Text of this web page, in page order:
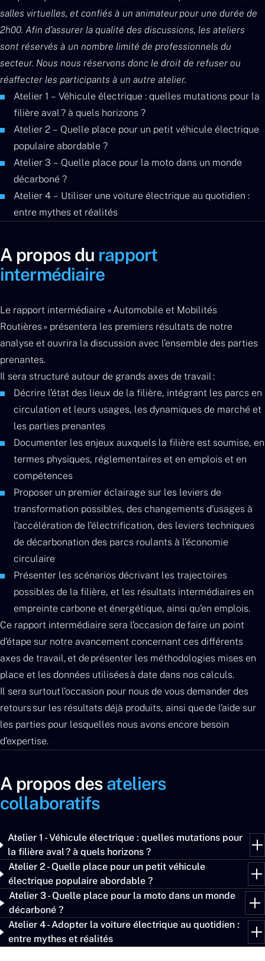
salles virtuelles, et confiés à un animateur pour une durée de
2h00. Afin d’assurer la qualité des discussions, les ateliers
sont réservés à un nombre limité de professionnels du
secteur. Nous nous réservons donc le droit de refuser ou
réaffecter les participants à un autre atelier.
Atelier 1 – Véhicule électrique : quelles mutations pour la
filière aval ? à quels horizons ?
Atelier 2 – Quelle place pour un petit véhicule électrique
populaire abordable ?
Atelier 3 – Quelle place pour la moto dans un monde
décarboné ?
Atelier 4 – Utiliser une voiture électrique au quotidien :
entre mythes et réalités
A propos du rapport
intermédiaire
Le rapport intermédiaire « Automobile et Mobilités
Routières » présentera les premiers résultats de notre
analyse et ouvrira la discussion avec l’ensemble des parties
prenantes.
Il sera structuré autour de grands axes de travail :
Décrire l’état des lieux de la filière, intégrant les parcs en
circulation et leurs usages, les dynamiques de marché et
les parties prenantes
Documenter les enjeux auxquels la filière est soumise, en
termes physiques, réglementaires et en emplois et en
compétences
Proposer un premier éclairage sur les leviers de
transformation possibles, des changements d’usages à
l’accélération de l’électrification, des leviers techniques
de décarbonation des parcs roulants à l’économie
circulaire
Présenter les scénarios décrivant les trajectoires
possibles de la filière, et les résultats intermédiaires en
empreinte carbone et énergétique, ainsi qu’en emplois.
Ce rapport intermédiaire sera l’occasion de faire un point
d’étape sur notre avancement concernant ces différents
axes de travail, et de présenter les méthodologies mises en
place et les données utilisées à date dans nos calculs.
Il sera surtout l’occasion pour nous de vous demander des
retours sur les résultats déjà produits, ainsi que de l’aide sur
les parties pour lesquelles nous avons encore besoin
d’expertise.
A propos desateliers
collaboratifs
Atelier 1 - Véhicule électrique : quelles mutations pour
la filière aval ? à quels horizons ?
Atelier 2 - Quelle place pour un petit véhicule
électrique populaire abordable ?
Atelier 3 - Quelle place pour la moto dans un monde
décarboné ?
Atelier 4 - Adopter la voiture électrique au quotidien :
entre mythes et réalités